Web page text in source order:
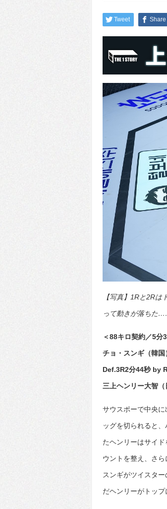
Tweet Share
【写真】1Rと2R
って動きが落ちた
＜88キロ契約／5分
チョ・スンギ（韓国
Def.3R2分44秒 by
三上ヘンリー大智（
サウスポーで中央
ッグを切られると
たヘンリーはサイ
ウントを整え、さ
スンギがツイスタ
だヘンリーがトップ